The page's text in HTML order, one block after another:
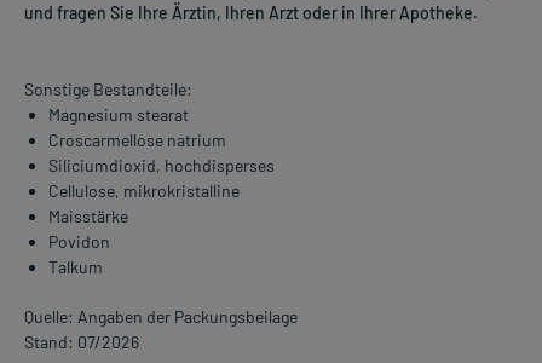
und fragen Sie Ihre Ärztin, Ihren Arzt oder in Ihrer Apotheke.
Sonstige Bestandteile:
Magnesium stearat
Croscarmellose natrium
Siliciumdioxid, hochdisperses
Cellulose, mikrokristalline
Maisstärke
Povidon
Talkum
Quelle: Angaben der Packungsbeilage
Stand: 07/2026